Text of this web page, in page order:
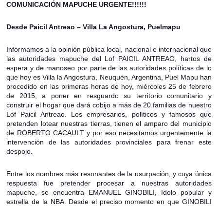
COMUNICACIÓN MAPUCHE URGENTE!!!!!!
Desde Paicil Antreao – Villa La Angostura, Puelmapu
Informamos a la opinión pública local, nacional e internacional que
las autoridades mapuche del Lof PAICIL ANTREAO, hartos de
espera y de manoseo por parte de las autoridades políticas de lo
que hoy es Villa la Angostura, Neuquén, Argentina, Puel Mapu han
procedido en las primeras horas de hoy, miércoles 25 de febrero
de 2015, a poner en resguardo su territorio comunitario y
construir el hogar que dará cobijo a más de 20 familias de nuestro
Lof Paicil Antreao. Los empresarios, políticos y famosos que
pretenden lotear nuestras tierras, tienen el amparo del municipio
de ROBERTO CACAULT y por eso necesitamos urgentemente la
intervención de las autoridades provinciales para frenar este
despojo.
Entre los nombres más resonantes de la usurpación, y cuya única
respuesta fue pretender procesar a nuestras autoridades
mapuche, se encuentra EMANUEL GINOBILI, ídolo popular y
estrella de la NBA. Desde el preciso momento en que GINOBILI